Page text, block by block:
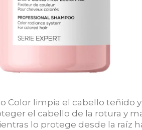
Color limpia el cabello teñido
el cabello de la rotura y
lo protege desde la raíz